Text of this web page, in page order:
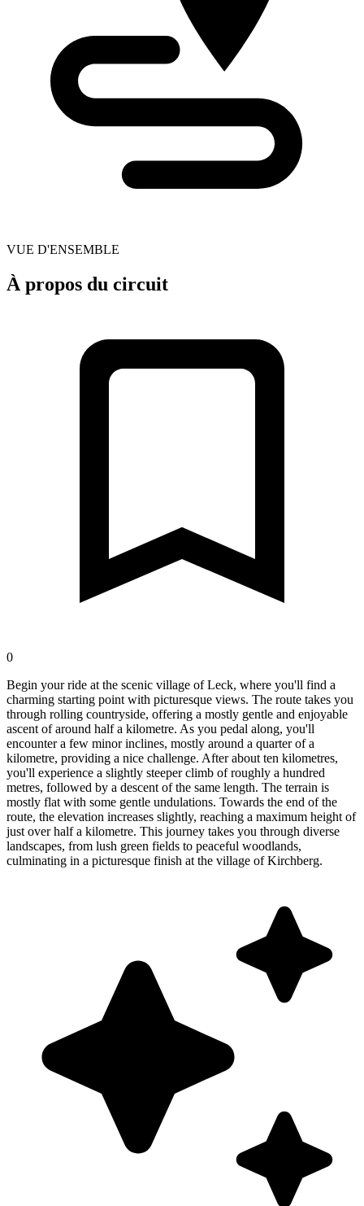
VUE D'ENSEMBLE
À propos du circuit
0
Begin your ride at the scenic village of Leck, where you'll find a
charming starting point with picturesque views. The route takes you
through rolling countryside, offering a mostly gentle and enjoyable
ascent of around half a kilometre. As you pedal along, you'll
encounter a few minor inclines, mostly around a quarter of a
kilometre, providing a nice challenge. After about ten kilometres,
you'll experience a slightly steeper climb of roughly a hundred
metres, followed by a descent of the same length. The terrain is
mostly flat with some gentle undulations. Towards the end of the
route, the elevation increases slightly, reaching a maximum height of
just over half a kilometre. This journey takes you through diverse
landscapes, from lush green fields to peaceful woodlands,
culminating in a picturesque finish at the village of Kirchberg.